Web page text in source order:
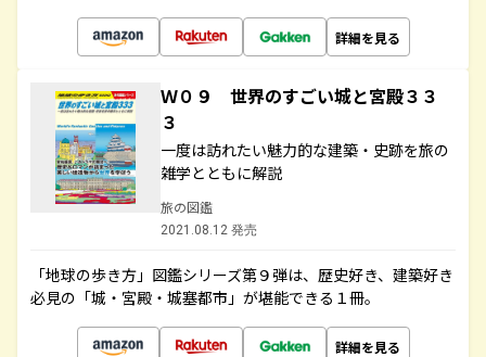
詳細を見る
Ｗ０９ 世界のすごい城と宮殿３３
３
一度は訪れたい魅力的な建築・史跡を旅の
雑学とともに解説
旅の図鑑
2021.08.12 発売
「地球の歩き方」図鑑シリーズ第９弾は、歴史好き、建築好き
必見の「城・宮殿・城塞都市」が堪能できる１冊。
詳細を見る